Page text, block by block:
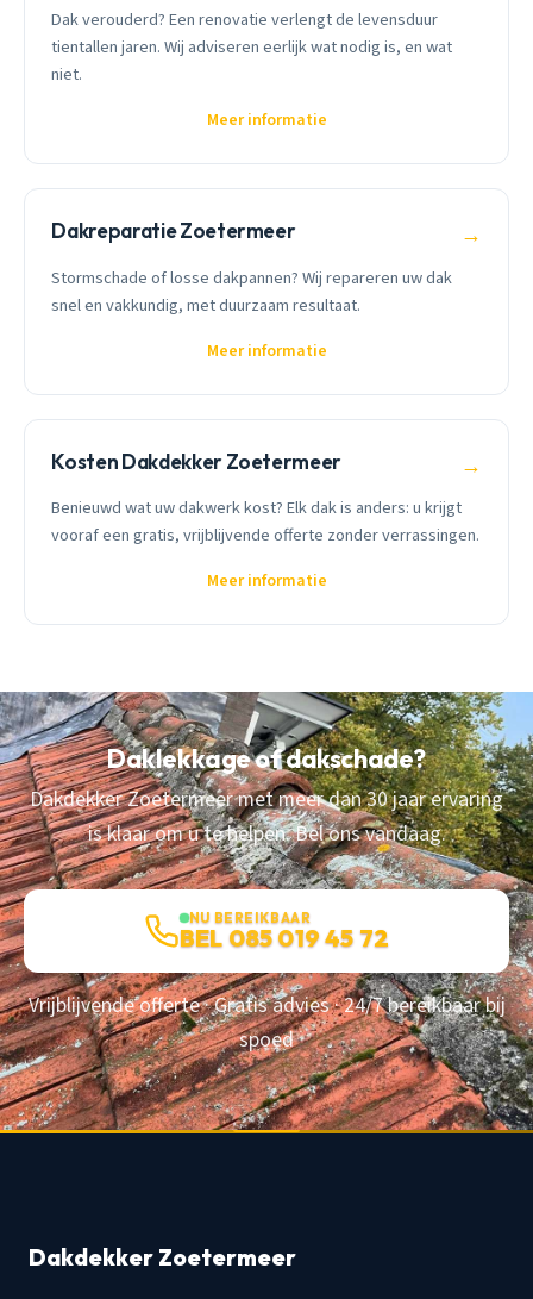
Dak verouderd? Een renovatie verlengt de levensduur
tientallen jaren. Wij adviseren eerlijk wat nodig is, en wat
niet.
Meer informatie
Dakreparatie Zoetermeer →
Stormschade of losse dakpannen? Wij repareren uw dak
snel en vakkundig, met duurzaam resultaat.
Meer informatie
Kosten Dakdekker Zoetermeer →
Benieuwd wat uw dakwerk kost? Elk dak is anders: u krijgt
vooraf een gratis, vrijblijvende offerte zonder verrassingen.
Meer informatie
Daklekkage of dakschade?
Dakdekker Zoetermeer met meer dan 30 jaar ervaring
is klaar om u te helpen. Bel ons vandaag.
NU BEREIKBAAR
BEL 085 019 45 72
Vrijblijvende offerte · Gratis advies · 24/7 bereikbaar bij
spoed
Dakdekker Zoetermeer